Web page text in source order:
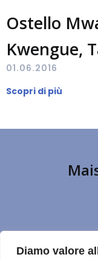
Diamo valore
Ostello
Kwengue,
01.06.2016
Scopri di più
HOMECHI SIAMO